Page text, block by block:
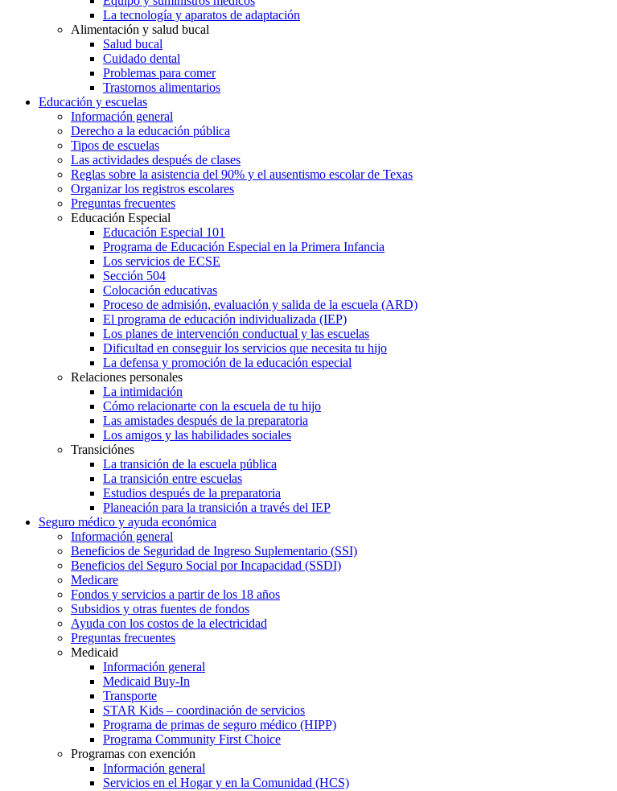
La tecnología y aparatos de adaptación
Alimentación y salud bucal
Salud bucal
Cuidado dental
Problemas para comer
Trastornos alimentarios
Educación y escuelas
Información general
Derecho a la educación pública
Tipos de escuelas
Las actividades después de clases
Reglas sobre la asistencia del 90% y el ausentismo escolar de Texas
Organizar los registros escolares
Preguntas frecuentes
Educación Especial
Educación Especial 101
Programa de Educación Especial en la Primera Infancia
Los servicios de ECSE
Sección 504
Colocación educativas
Proceso de admisión, evaluación y salida de la escuela (ARD)
El programa de educación individualizada (IEP)
Los planes de intervención conductual y las escuelas
Dificultad en conseguir los servicios que necesita tu hijo
La defensa y promoción de la educación especial
Relaciones personales
La intimidación
Cómo relacionarte con la escuela de tu hijo
Las amistades después de la preparatoria
Los amigos y las habilidades sociales
Transiciónes
La transición de la escuela pública
La transición entre escuelas
Estudios después de la preparatoria
Planeación para la transición a través del IEP
Seguro médico y ayuda económica
Información general
Beneficios de Seguridad de Ingreso Suplementario (SSI)
Beneficios del Seguro Social por Incapacidad (SSDI)
Medicare
Fondos y servicios a partir de los 18 años
Subsidios y otras fuentes de fondos
Ayuda con los costos de la electricidad
Preguntas frecuentes
Medicaid
Información general
Medicaid Buy-In
Transporte
STAR Kids – coordinación de servicios
Programa de primas de seguro médico (HIPP)
Programa Community First Choice
Programas con exención
Información general
Servicios en el Hogar y en la Comunidad (HCS)